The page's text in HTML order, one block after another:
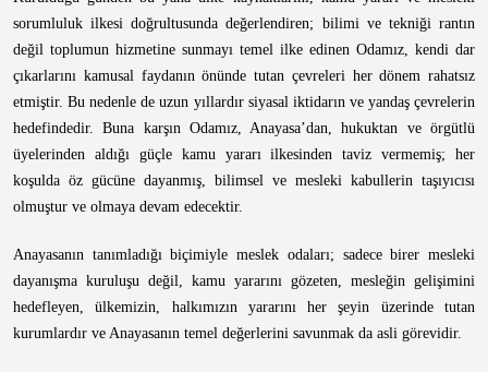
sorumluluk ilkesi doğrultusunda değerlendiren; bilimi ve tekniği rantın
değil toplumun hizmetine sunmayı temel ilke edinen Odamız, kendi dar
çıkarlarını kamusal faydanın önünde tutan çevreleri her dönem rahatsız
etmiştir. Bu nedenle de uzun yıllardır siyasal iktidarın ve yandaş çevrelerin
hedefindedir. Buna karşın Odamız, Anayasa’dan, hukuktan ve örgütlü
üyelerinden aldığı güçle kamu yararı ilkesinden taviz vermemiş; her
koşulda öz gücüne dayanmış, bilimsel ve mesleki kabullerin taşıyıcısı
olmuştur ve olmaya devam edecektir.
Anayasanın tanımladığı biçimiyle meslek odaları; sadece birer mesleki
dayanışma kuruluşu değil, kamu yararını gözeten, mesleğin gelişimini
hedefleyen, ülkemizin, halkımızın yararını her şeyin üzerinde tutan
kurumlardır ve Anayasanın temel değerlerini savunmak da asli görevidir.